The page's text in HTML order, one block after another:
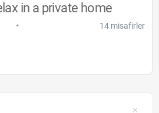
in a private home
• 14 misafirler